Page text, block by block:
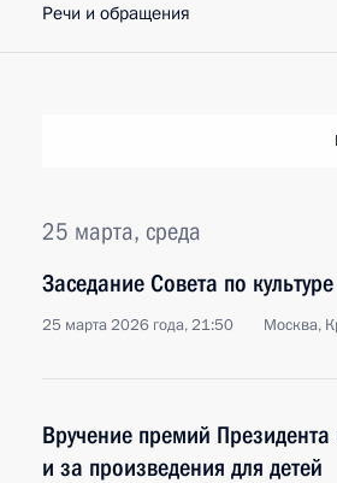
Речи и обращения
25 марта, среда
Заседание Совета по культуре
25 марта 2026 года, 21:50 Москва,
Вручение премий
и за произведения для детей